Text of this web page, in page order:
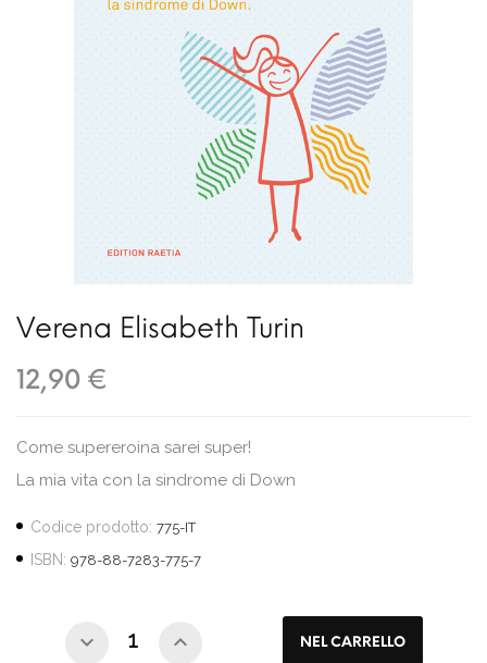
Verena Elisabeth Turin
12,90 €
Come supereroina sarei super!
La mia vita con la sindrome di Down
Codice prodotto: 775-IT
ISBN: 978-88-7283-775-7
NEL CARRELLO